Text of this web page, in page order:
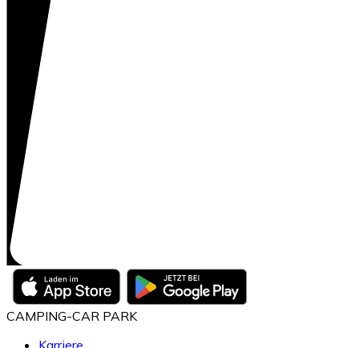
CAMPING-CAR PARK
Karriere